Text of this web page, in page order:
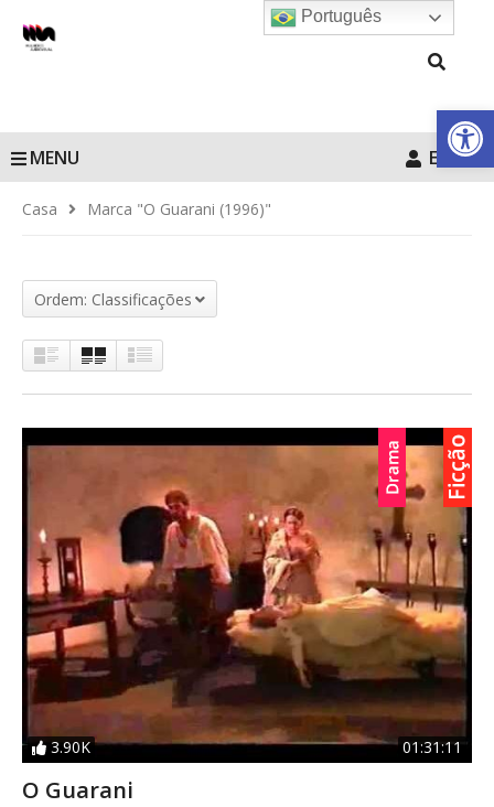
Barra de
MENU Entrar
Casa Marca "O Guarani (1996)"
Ordem: Classificações
3.90K 01:31:11
O Guarani
Português